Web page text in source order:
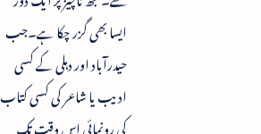
ایسا بھی گزر چکا ہے۔جب
حیدرآباد اور دہلی کے کسی
ادیب یا شاعر کی کسی کتاب
کی رونمائی اس وقت تک